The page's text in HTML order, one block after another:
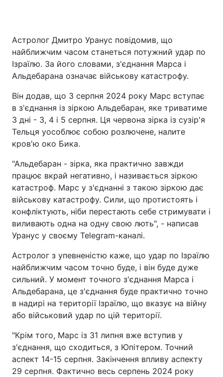
Астролог Дмитро Уранус повідомив, що
найближчим часом станеться потужний удар по
Ізраїлю. За його словами, з'єднання Марса і
Альдебарана означає військову катастрофу.
Він додав, що 3 серпня 2024 року Марс вступає
в з'єднання із зіркою Альдебаран, яке триватиме
3 дні - 3, 4 і 5 серпня. Ця червона зірка із сузір'я
Тельця уособлює собою розлючене, налите
кров'ю око Бика.
"Альдебаран - зірка, яка практично завжди
працює вкрай негативно, і називається зіркою
катастроф. Марс у з'єднанні з такою зіркою дає
військову катастрофу. Сили, що протистоять і
конфліктують, ніби перестають себе стримувати і
виливають одна на одну свою лють", - написав
Уранус у своєму Telegram-каналі.
Астролог з упевненістю каже, що удар по Ізраїлю
найближчим часом точно буде, і він буде дуже
сильний. У момент точного з'єднання Марса і
Альдебарана, це з'єднання буде практично точно
в надирі на території Ізраїлю, що вказує на війну
або військовий удар по цій території.
"Крім того, Марс із 31 липня вже вступив у
з'єднання, що сходиться, з Юпітером. Точний
аспект 14-15 серпня. Закінчення впливу аспекту
29 серпня. Фактично весь серпень 2024 року